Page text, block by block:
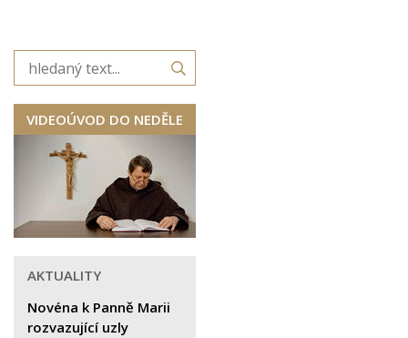
VIDEOÚVOD DO NEDĚLE
AKTUALITY
Novéna k Panně Marii
rozvazující uzly